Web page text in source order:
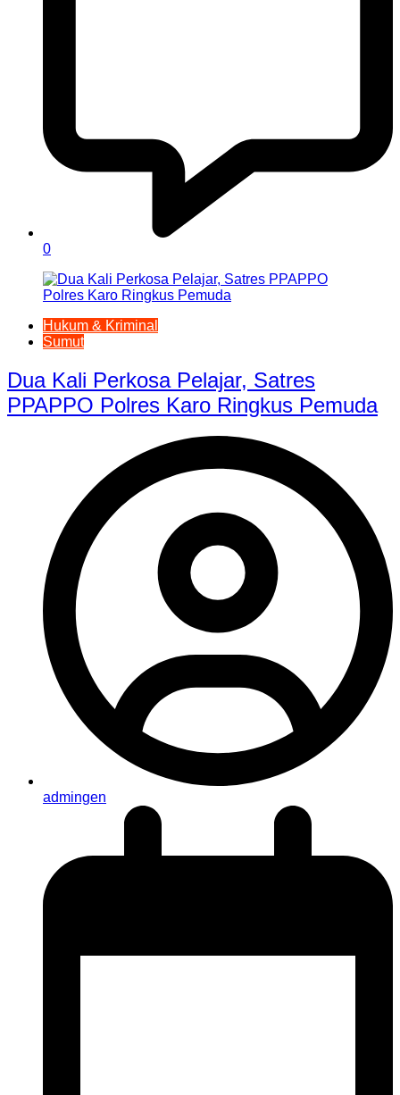
0
Hukum & Kriminal
Sumut
Dua Kali Perkosa Pelajar, Satres
PPAPPO Polres Karo Ringkus Pemuda
admingen